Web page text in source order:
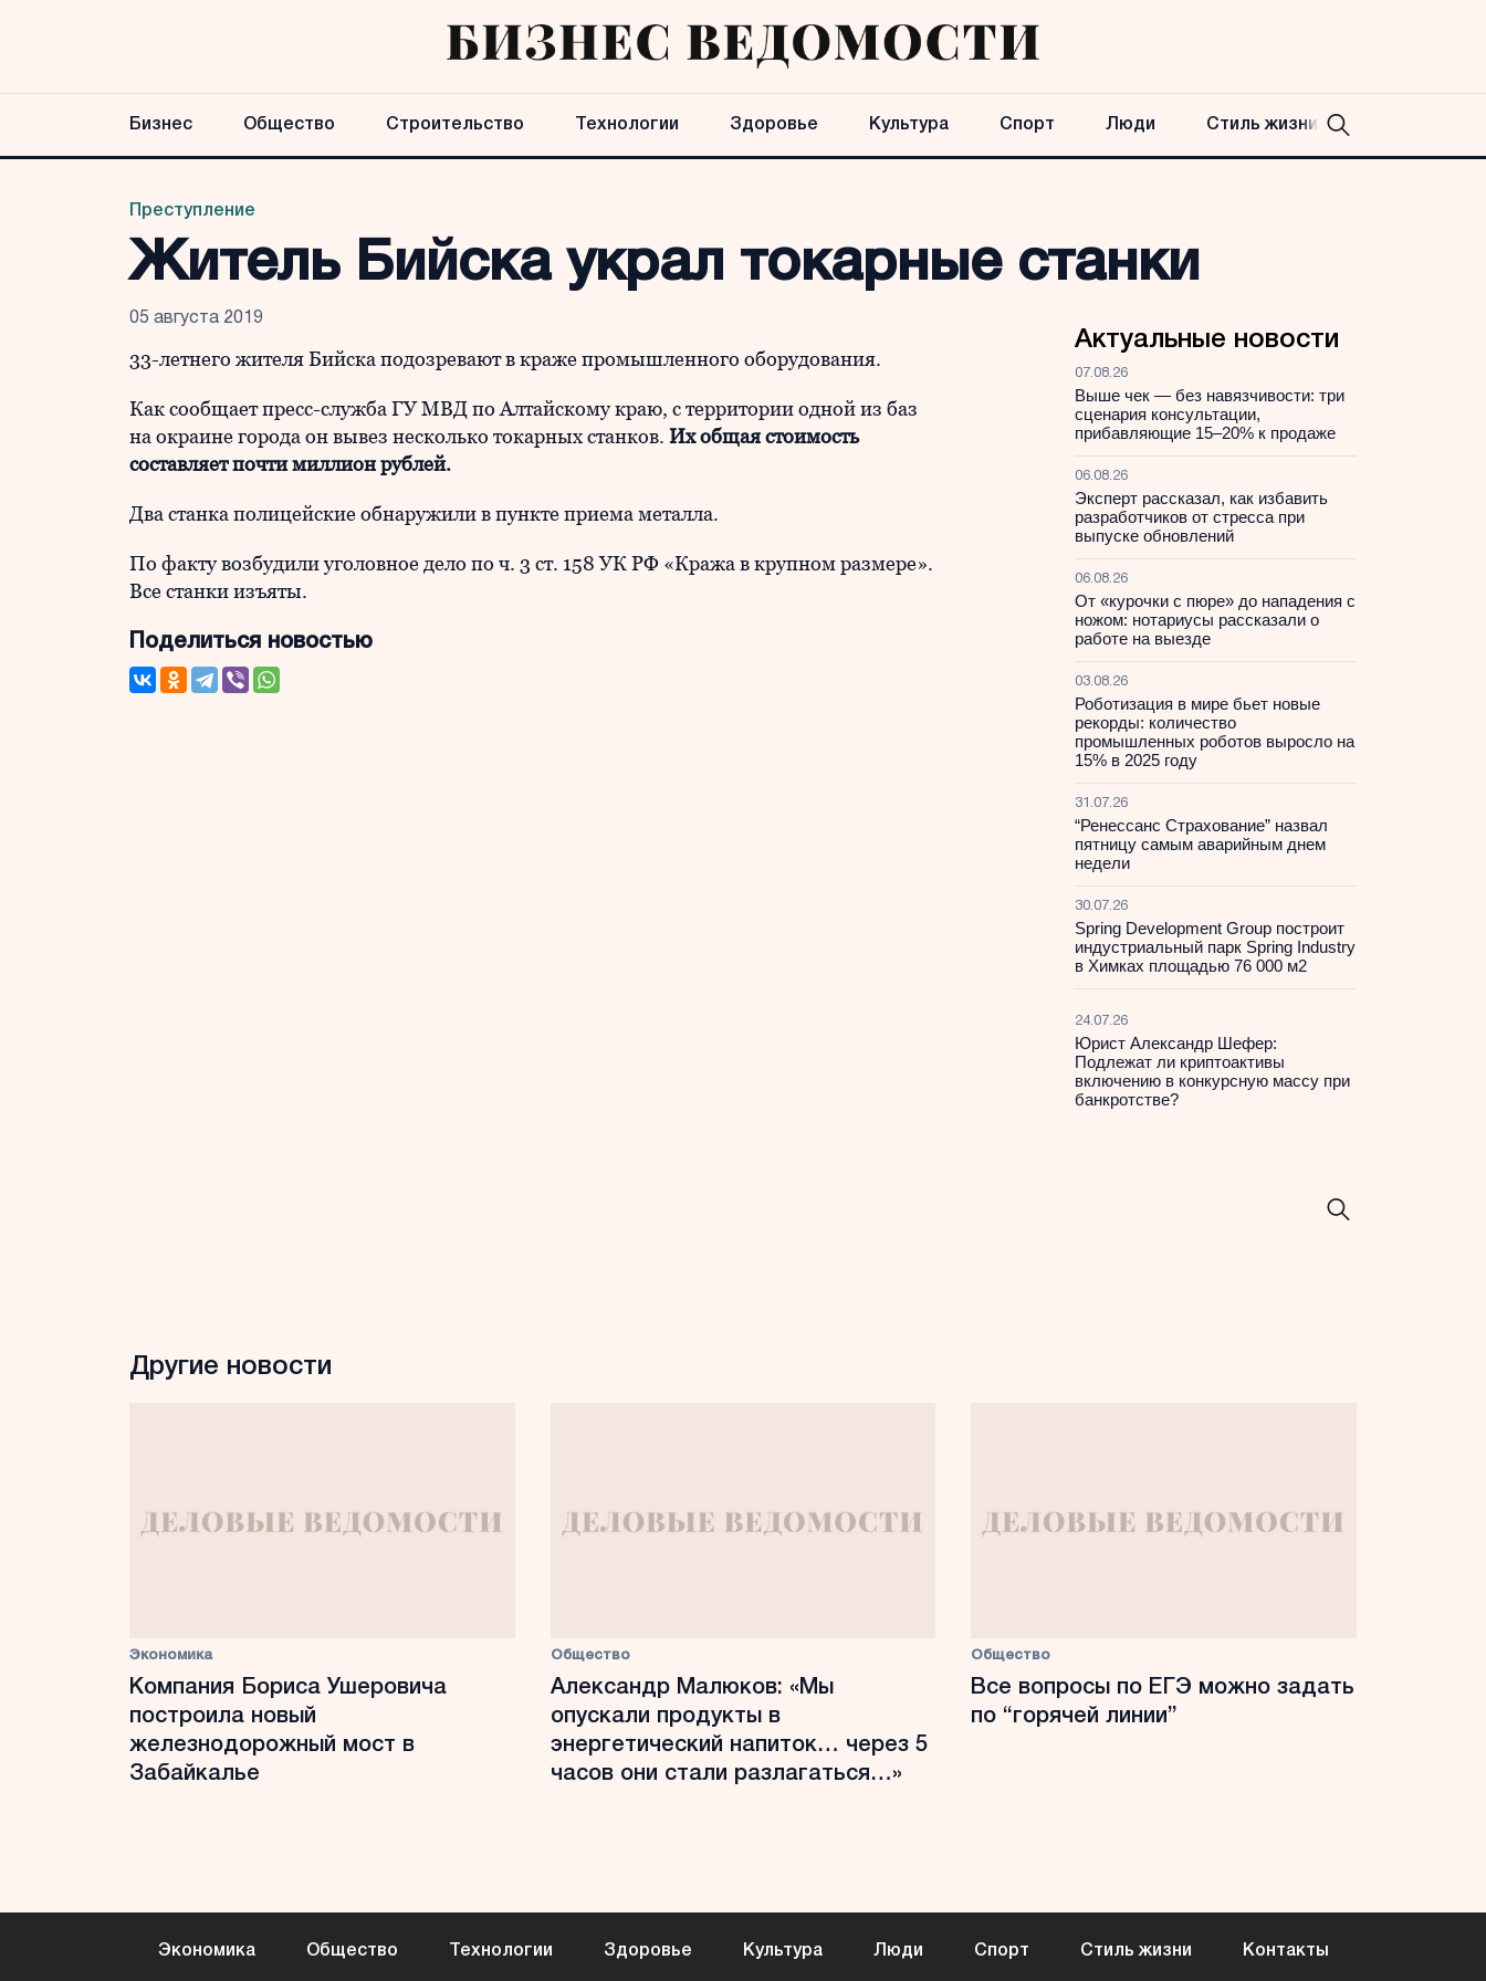
Бизнес Общество Строительство Технологии Здоровье Культура Спорт Люди Стиль жизни
Преступление
Житель Бийска украл токарные станки
05 августа 2019
33-летнего жителя Бийска подозревают в краже промышленного оборудования.
Как сообщает пресс-служба ГУ МВД по Алтайскому краю, с территории одной из баз
на окраине города он вывез несколько токарных станков. Их общая стоимость
составляет почти миллион рублей.
Два станка полицейские обнаружили в пункте приема металла.
По факту возбудили уголовное дело по ч. 3 ст. 158 УК РФ «Кража в крупном размере».
Все станки изъяты.
Поделиться новостью
Актуальные новости
07.08.26
Выше чек — без навязчивости: три
сценария консультации,
прибавляющие 15–20% к продаже
06.08.26
Эксперт рассказал, как избавить
разработчиков от стресса при
выпуске обновлений
06.08.26
От «курочки с пюре» до нападения с
ножом: нотариусы рассказали о
работе на выезде
03.08.26
Роботизация в мире бьет новые
рекорды: количество
промышленных роботов выросло на
15% в 2025 году
31.07.26
“Ренессанс Страхование” назвал
пятницу самым аварийным днем
недели
30.07.26
Spring Development Group построит
индустриальный парк Spring Industry
в Химках площадью 76 000 м2
24.07.26
Юрист Александр Шефер:
Подлежат ли криптоактивы
включению в конкурсную массу при
банкротстве?
Другие новости
Экономика
Компания Бориса Ушеровича
построила новый
железнодорожный мост в
Забайкалье
Общество
Александр Малюков: «Мы
опускали продукты в
энергетический напиток… через 5
часов они стали разлагаться…»
Общество
Все вопросы по ЕГЭ можно задать
по “горячей линии”
Экономика Общество Технологии Здоровье Культура Люди Спорт Стиль жизни Контакты